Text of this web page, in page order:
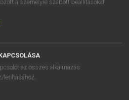
und Tonträger
a személyre szabott beállításokat
az összes alkalmazás
letiltásához.